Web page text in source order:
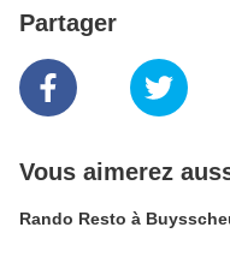
Partager
Vous aimerez
Rando Resto à